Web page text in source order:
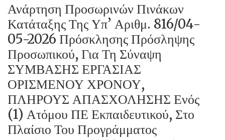
Ανάρτηση Προσωρινών Πινάκων
Κατάταξης Της Υπ’ Αριθμ. 816/04-
05-2026 Πρόσκλησης Πρόσληψης
Προσωπικού, Για Τη Σύναψη
ΣΥΜΒΑΣΗΣ ΕΡΓΑΣΙΑΣ
ΟΡΙΣΜΕΝΟΥ ΧΡΟΝΟΥ,
ΠΛΗΡΟΥΣ ΑΠΑΣΧΟΛΗΣΗΣ Ενός
(1) Ατόμου ΠΕ Εκπαιδευτικού, Στο
Πλαίσιο Του Προγράμματος